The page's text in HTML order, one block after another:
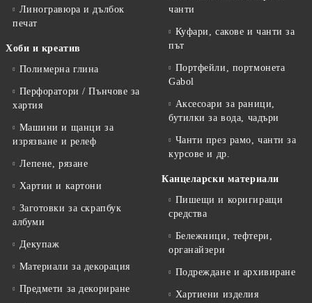
Линогравюра и дълбок
печат
Хоби и креатив
Полимерна глина
Перфоратори / Пънчове за
хартия
Машини и щанци за
изрязване и релеф
Лепене, рязане
Хартии и картони
Заготовки за скрапбук
албуми
Декупаж
Материали за декорация
Предмети за декориране
чанти
Куфари, сакове и чанти за
път
Портфейли, портмонета
Gabol
Аксесоари за раници,
бутилки за вода, чадъри
Чанти през рамо, чанти за
курсове и др.
Канцеларски материали
Пишещи и коригиращи
средства
Бележници, тефтери,
органайзери
Подреждане и архивиране
Хартиени изделия